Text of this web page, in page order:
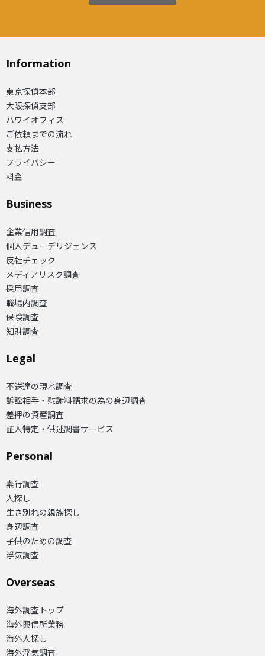
Information
東京探偵本部
大阪探偵支部
ハワイオフィス
ご依頼までの流れ
支払方法
プライバシー
料金
Business
企業信用調査
個人デューデリジェンス
反社チェック
メディアリスク調査
採用調査
職場内調査
保険調査
知財調査
Legal
不送達の現地調査
訴訟相手・慰謝料請求の為の身辺調査
差押の資産調査
証人特定・供述調書サービス
Personal
素行調査
人探し
生き別れの親族探し
身辺調査
子供のための調査
浮気調査
Overseas​
海外調査トップ
海外興信所業務
海外人探し
海外浮気調査